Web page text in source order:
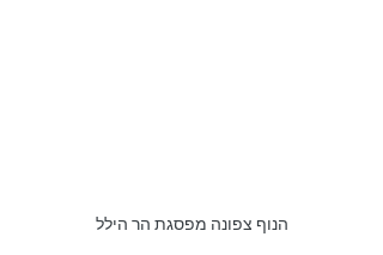
הנוף צפונה מפסגת הר הילל